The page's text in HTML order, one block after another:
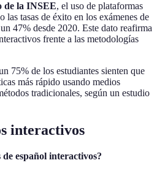
de la INSEE, el uso de plataformas
las tasas de éxito en los exámenes de
47% desde 2020. Este dato reafirma
frente a las metodologías
75% de los estudiantes sienten que
más rápido usando medios
tradicionales, según un estudio
interactivos
de español interactivos?